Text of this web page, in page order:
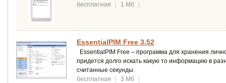
бесплатная
| 1 Мб |
EssentialPIM Free 3.52
EssentialPIM Free – программа для хранения
придется долго искать какую то информацию в
считанные секунды.
бесплатная
| 3 Мб |